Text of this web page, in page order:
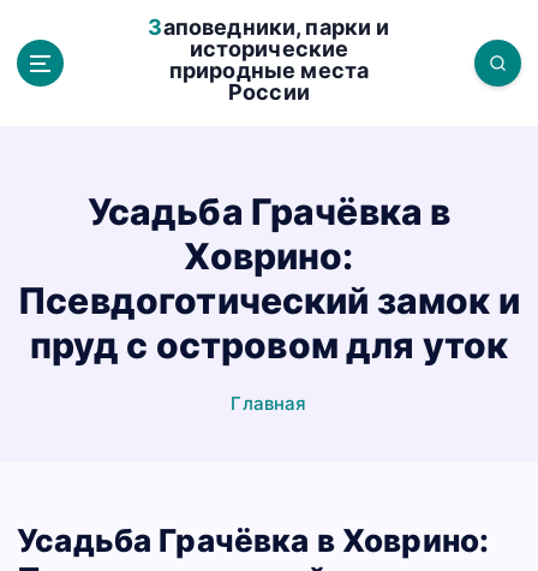
Заповедники, парки и
исторические
природные места
России
Усадьба Грачёвка в
Ховрино:
Псевдоготический замок и
пруд с островом для уток
Главная
Усадьба Грачёвка в Ховрино: